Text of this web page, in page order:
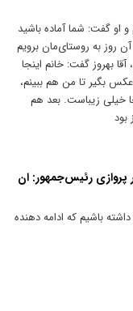
او گفت: شما آماده باشید
روز به روستای‌مان برویم
بهروز گفت: خانم اینجا
بگیر تا من هم ببینم،
خیلی زیباست. بعد هم
پروازی رئیس‌جمهور: ان
باشیم که ادامه دهنده